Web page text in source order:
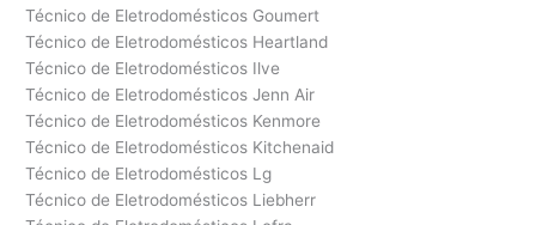
Técnico de Eletrodomésticos Goumert
Técnico de Eletrodomésticos Heartland
Técnico de Eletrodomésticos Ilve
Técnico de Eletrodomésticos Jenn Air
Técnico de Eletrodomésticos Kenmore
Técnico de Eletrodomésticos Kitchenaid
Técnico de Eletrodomésticos Lg
Técnico de Eletrodomésticos Liebherr